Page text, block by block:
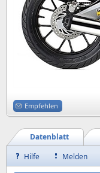
Empfehlen
Datenblatt
Hilfe
Melden